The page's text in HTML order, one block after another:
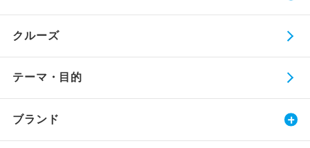
クルーズ
テーマ・目的
ブランド